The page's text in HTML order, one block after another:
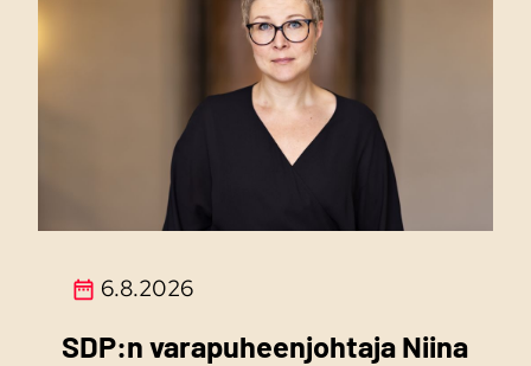
6.8.2026
SDP:n varapuheenjohtaja Niina